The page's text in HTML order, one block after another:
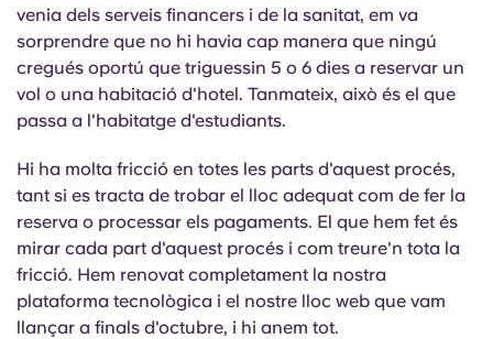
venia dels serveis financers i de la sanitat, em va
sorprendre que no hi havia cap manera que ningú
cregués oportú que triguessin 5 o 6 dies a reservar un
vol o una habitació d'hotel. Tanmateix, això és el que
passa a l'habitatge d'estudiants.
Hi ha molta fricció en totes les parts d'aquest procés,
tant si es tracta de trobar el lloc adequat com de fer la
reserva o processar els pagaments. El que hem fet és
mirar cada part d'aquest procés i com treure'n tota la
fricció. Hem renovat completament la nostra
plataforma tecnològica i el nostre lloc web que vam
llançar a finals d'octubre, i hi anem tot.